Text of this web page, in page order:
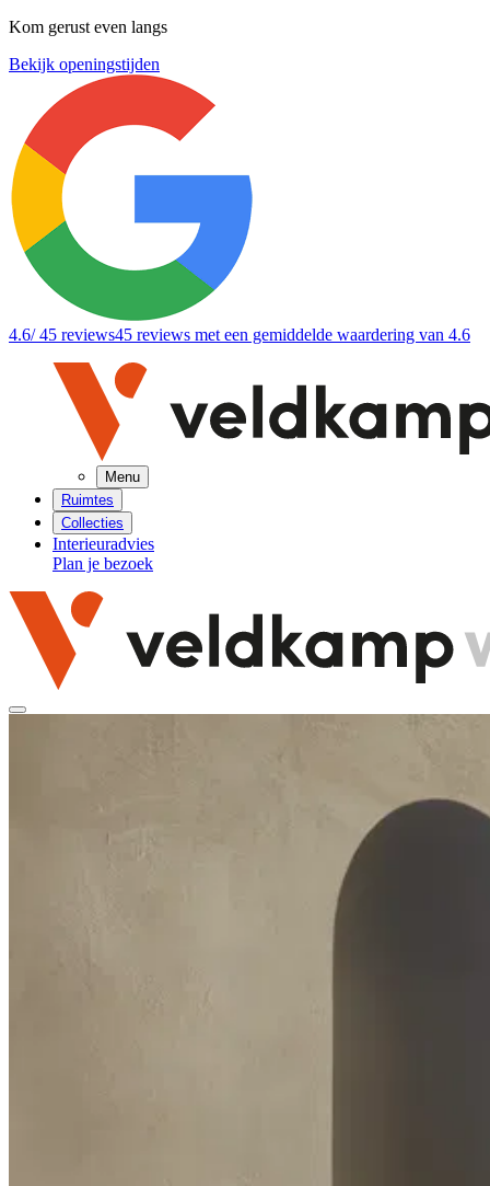
Kom gerust even langs
Bekijk openingstijden
4.6/ 45 reviews45 reviews met een gemiddelde waardering van 4.6
Menu
Ruimtes
Collecties
Interieuradvies
Plan je bezoek